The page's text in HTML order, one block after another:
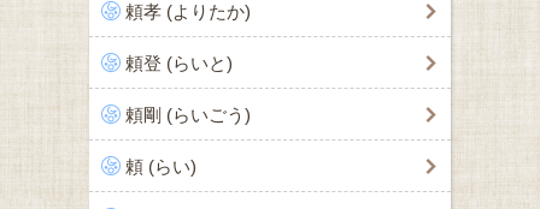
頼孝 (よりたか)
頼登 (らいと)
頼剛 (らいごう)
頼 (らい)